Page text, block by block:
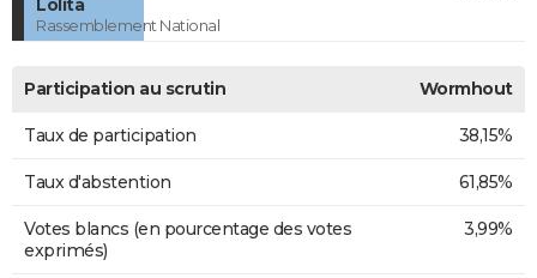
Lolita
Rassemblement National
Participation au scrutin Wormhout
Taux de participation 38,15%
Taux d'abstention 61,85%
Votes blancs (en pourcentage des votes
exprimés)
3,99%